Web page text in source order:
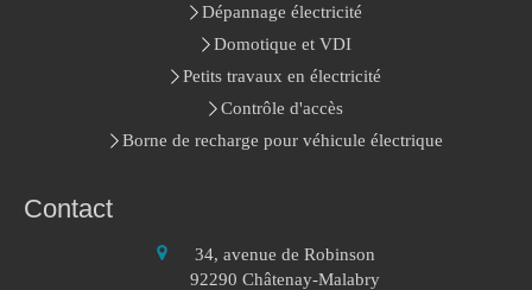
Dépannage électricité
Domotique et VDI
Petits travaux en électricité
Contrôle d'accès
Borne de recharge pour véhicule électrique
Contact
34, avenue de Robinson
92290 Châtenay-Malabry